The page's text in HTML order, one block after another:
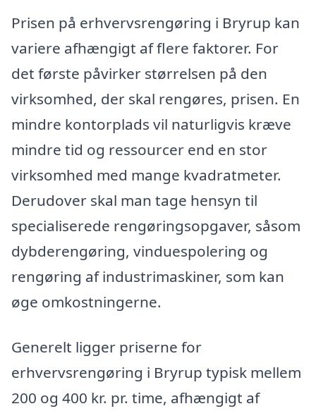
Prisen på erhvervsrengøring i Bryrup kan
variere afhængigt af flere faktorer. For
det første påvirker størrelsen på den
virksomhed, der skal rengøres, prisen. En
mindre kontorplads vil naturligvis kræve
mindre tid og ressourcer end en stor
virksomhed med mange kvadratmeter.
Derudover skal man tage hensyn til
specialiserede rengøringsopgaver, såsom
dybderengøring, vinduespolering og
rengøring af industrimaskiner, som kan
øge omkostningerne.
Generelt ligger priserne for
erhvervsrengøring i Bryrup typisk mellem
200 og 400 kr. pr. time, afhængigt af